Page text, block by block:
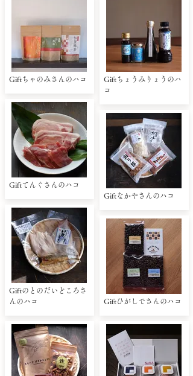
Giftちゃのみさんのハコ
Giftてんぐさんのハコ
Giftのとのだいどころさ
んのハコ
Giftちょうみりょうのハ
コ
Giftなかやさんのハコ
Giftひがしでさんのハコ